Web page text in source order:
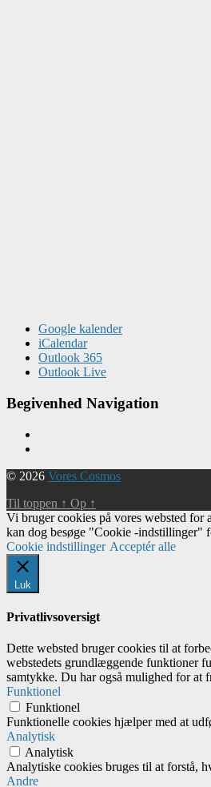
Google kalender
iCalendar
Outlook 365
Outlook Live
Begivenhed Navigation
© 2026 Vores Cosmos
Til toppen ↑ Op ↑
Vi bruger cookies på vores websted for
kan dog besøge "Cookie -indstillinger"
Cookie indstillinger Acceptér alle
Luk
Privatlivsoversigt
Dette websted bruger cookies til at
webstedets grundlæggende funktioner
samtykke. Du har også mulighed for at
Funktionel
Funktionel
Funktionelle cookies hjælper med at
Analytisk
Analytisk
Analytiske cookies bruges til at forstå,
Andre